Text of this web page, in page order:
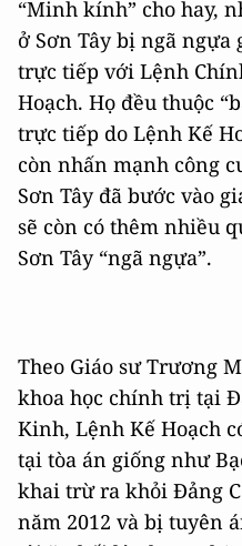
“Minh kính” cho hay,
ở Sơn Tây bị ngã ngựa
trực tiếp với Lệnh
Hoạch. Họ đều thuộc
trực tiếp do Lệnh Kế
còn nhấn mạnh công
Sơn Tây đã bước vào
sẽ còn có thêm nhiều
Sơn Tây “ngã ngựa”.
Theo Giáo sư Trương
khoa học chính trị tại
Kinh, Lệnh Kế Hoạch
tại tòa án giống như
khai trừ ra khỏi Đảng
năm 2012 và bị tuyên